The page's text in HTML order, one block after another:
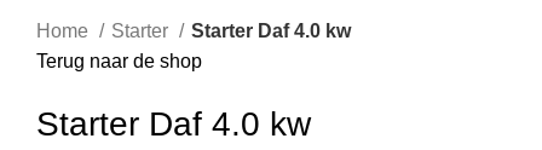
Home Starter
Starter Daf 4.0 kw
Terug naar de shop
Starter Daf 4.0 kw